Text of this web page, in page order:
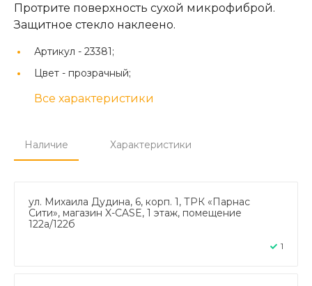
Протрите поверхность сухой микрофиброй.
Защитное стекло наклеено.
Артикул - 23381;
Цвет - прозрачный;
Все характеристики
Наличие Характеристики
ул. Михаила Дудина, 6, корп. 1, ТРК «Парнас
Сити», магазин X-CASE, 1 этаж, помещение
122а/122б
1